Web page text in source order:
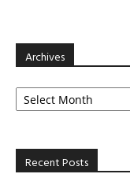
Archives
Archives
Recent Posts